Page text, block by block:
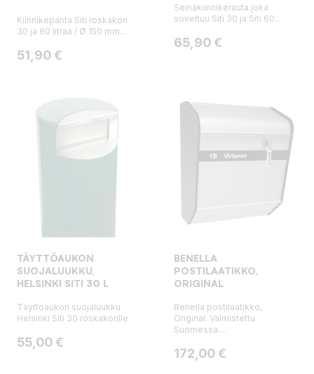
Kiinnikepanta Siti roskakori
30 ja 60 litraa / Ø 150 mm...
Hinta
51,90 €
Seinäkiinnikerauta joka
soveltuu Siti 30 ja Siti 60...
Hinta
65,90 €
TÄYTTÖAUKON
SUOJALUUKKU,
HELSINKI SITI 30 L
Täyttöaukon suojaluukku
Helsinki Siti 30 roskakorille
Hinta
55,00 €
BENELLA
POSTILAATIKKO,
ORIGINAL
Benella postilaatikko,
Original. Valmistettu
Suomessa....
Hinta
172,00 €